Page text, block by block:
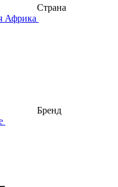
Страна
Африка
Бренд